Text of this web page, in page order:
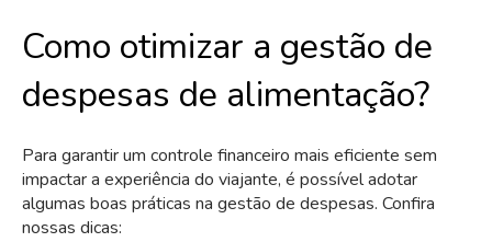
Como otimizar a gestão de
despesas de alimentação?
Para garantir um controle financeiro mais eficiente sem
impactar a experiência do viajante, é possível adotar
algumas boas práticas na gestão de despesas. Confira
nossas dicas: